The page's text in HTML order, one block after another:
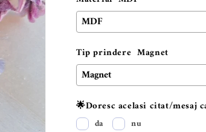
Tip prindere Magnet
🌟Doresc acelasi citat/mesaj
da nu